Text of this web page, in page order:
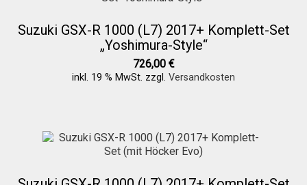
Versandkosten
Suzuki GSX-R 1000 (L7) 2017+ Komplett-Set
„Yoshimura-Style“
726,00 €
inkl. 19 % MwSt. zzgl. Versandkosten